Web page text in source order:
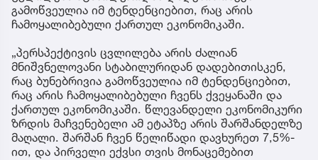
გამოწვეულია იმ ტენდენციებით, რაც არის
ჩამოყალიბებული ქართულ ეკონომიკაში.
„პერსპექტივის ცვლილება არის ძალიან
მნიშვნელოვანი სტაბილურიდან დადებითისკენ,
რაც ბუნებრივია გამოწვეულია იმ ტენდენციებით,
რაც არის ჩამოყალიბებული ჩვენს ქვეყანაში და
ქართულ ეკონომიკაში. წლევანდელი ეკონომიკური
ზრდის მაჩვენებელი ამ ეტაპზე არის შარშანდელზე
მაღალი. შარშან ჩვენ წელიწადი დავხურეთ 7,5%-
ით, და პირველი ექვსი თვის მონაცემებით